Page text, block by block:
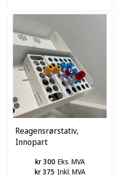
Reagensrørstativ,
Innopart
kr 300 Eks. MVA
kr 375 Inkl. MVA